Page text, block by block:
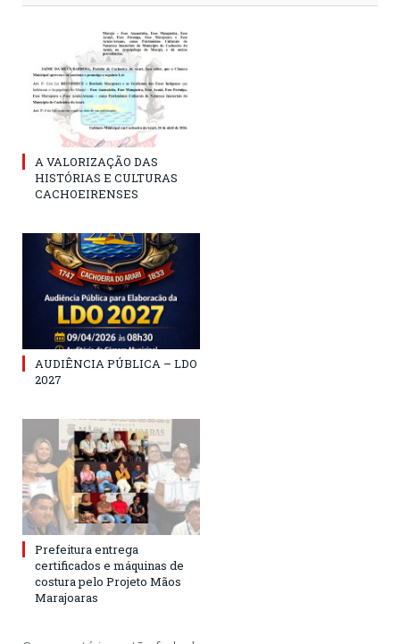
A VALORIZAÇÃO DAS
HISTÓRIAS E CULTURAS
CACHOEIRENSES
AUDIÊNCIA PÚBLICA – LDO
2027
Prefeitura entrega
certificados e máquinas de
costura pelo Projeto Mãos
Marajoaras